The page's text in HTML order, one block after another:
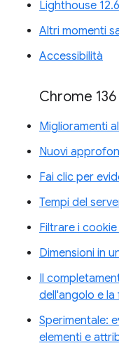
Lighthouse
Altri momenti
Accessibilità
Chrome 136
Miglioramenti
Nuovi
Fai clic per
Tempi del
Filtrare i
Dimensioni in
Il
dell'angolo e la
Sperimentale:
elementi e